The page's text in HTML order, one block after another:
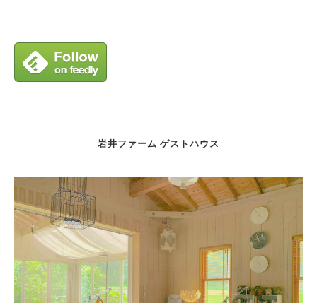
岩井ファーム ゲストハウス